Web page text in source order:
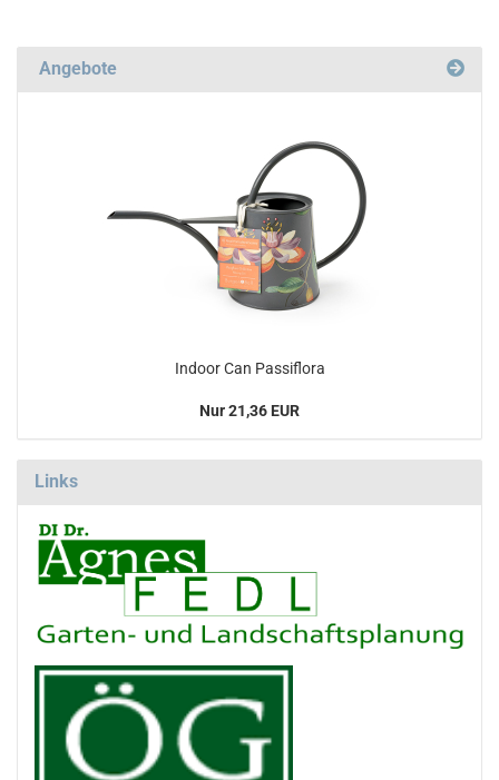
Angebote
Indoor Can Passiflora
Nur 21,36 EUR
Links